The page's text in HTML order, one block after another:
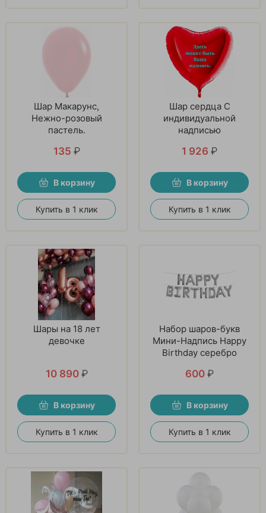
Шар Макарунс,
Нежно-розовый
пастель.
135 ₽
В корзину
Купить в 1 клик
Шар сердца С
индивидуальной
надписью
1 926 ₽
В корзину
Купить в 1 клик
Шары на 18 лет
девочке
10 890 ₽
В корзину
Купить в 1 клик
Набор шаров-букв
Мини-Надпись Happy
Birthday серебро
600 ₽
В корзину
Купить в 1 клик